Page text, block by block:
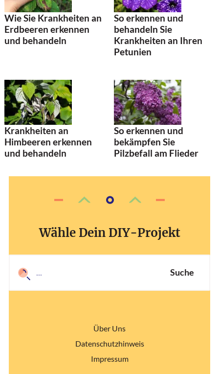
Wie Sie Krankheiten an
Erdbeeren erkennen
und behandeln
So erkennen und
behandeln Sie
Krankheiten an Ihren
Petunien
Krankheiten an
Himbeeren erkennen
und behandeln
So erkennen und
bekämpfen Sie
Pilzbefall am Flieder
Wähle Dein DIY-Projekt
Suche
Über Uns
Datenschutzhinweis
Impressum